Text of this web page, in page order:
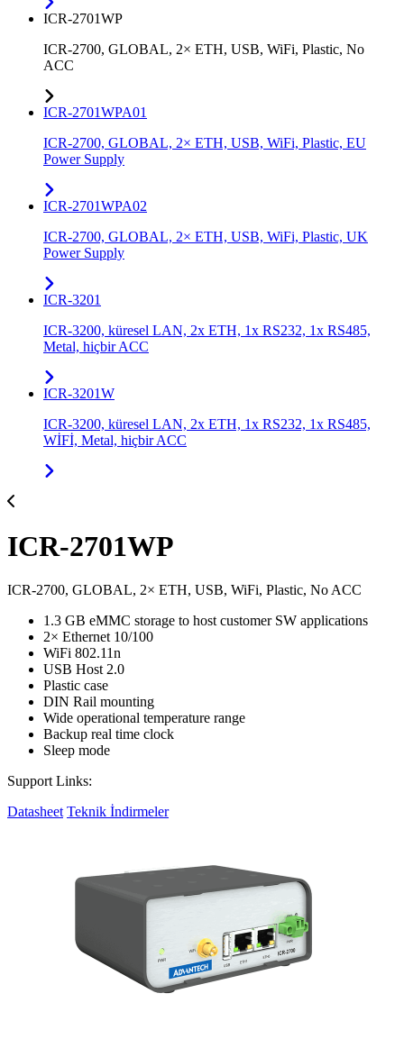
ICR-2701WP
ICR-2700, GLOBAL, 2× ETH, USB, WiFi, Plastic, No
ACC
ICR-2701WPA01
ICR-2700, GLOBAL, 2× ETH, USB, WiFi, Plastic, EU
Power Supply
ICR-2701WPA02
ICR-2700, GLOBAL, 2× ETH, USB, WiFi, Plastic, UK
Power Supply
ICR-3201
ICR-3200, küresel LAN, 2x ETH, 1x RS232, 1x RS485,
Metal, hiçbir ACC
ICR-3201W
ICR-3200, küresel LAN, 2x ETH, 1x RS232, 1x RS485,
WİFİ, Metal, hiçbir ACC
ICR-2701WP
ICR-2700, GLOBAL, 2× ETH, USB, WiFi, Plastic, No ACC
1.3 GB eMMC storage to host customer SW applications
2× Ethernet 10/100
WiFi 802.11n
USB Host 2.0
Plastic case
DIN Rail mounting
Wide operational temperature range
Backup real time clock
Sleep mode
Support Links:
Datasheet Teknik İndirmeler